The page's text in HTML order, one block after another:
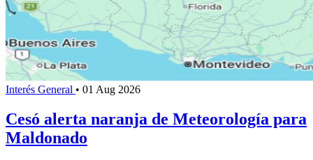
Interés General • 01 Aug 2026
Cesó alerta naranja de Meteorología para
Maldonado